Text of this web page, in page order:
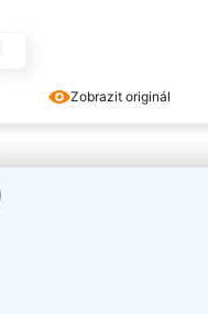
Zobrazit originál